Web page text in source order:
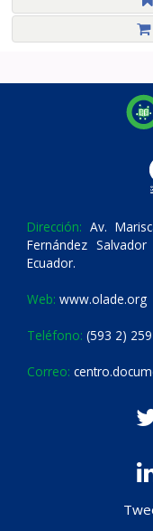
Dirección: Av.
Fernández
Ecuador.
Web: www.olade.org
Teléfono: (593 2)
Correo: